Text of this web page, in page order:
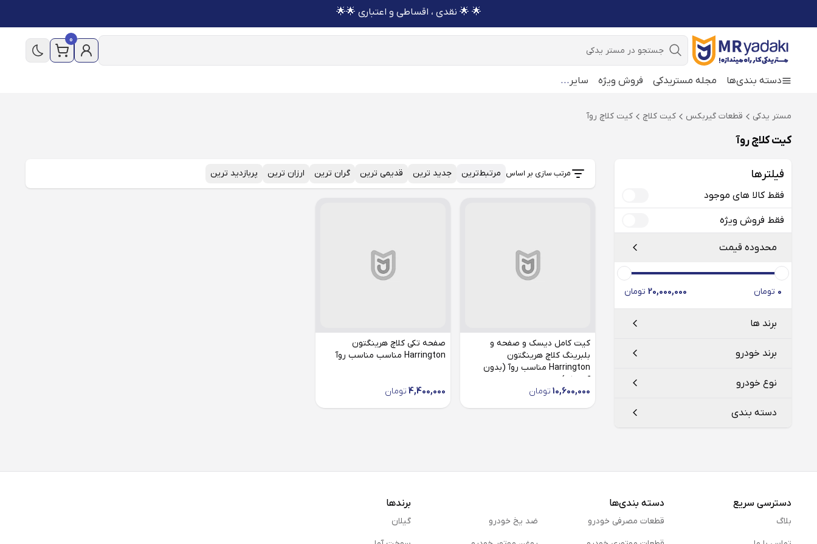
🌟 🌟 نقدی ، اقساطی و اعتباری 🌟🌟
جستجو
0
دسته بندی‌ها مجله مستریدکی فروش ویژه سایر ...
مستر یدکی قطعات گیربکس کیت کلاچ کیت کلاچ روآ
کیت کلاچ روآ
فیلترها
فقط کالا های موجود
فقط فروش ویژه
محدوده قیمت
0 تومان 20,000,000 تومان
برند ها
هارینگتون Harrington
برند خودرو
نوع خودرو
دسته بندی
مرتب سازی بر اساس مرتبط‌ترین جدید ترین قدیمی ترین گران ترین ارزان ترین پربازدید ترین
کیت کامل دیسک و صفحه و
بلبرینگ کلاچ هرینگتون
Harrington مناسب روآ (بدون
آسیابک)
10,600,000 تومان
صفحه تکی کلاچ هرینگتون
Harrington مناسب مناسب روآ
4,400,000 تومان
دسترسی سریع
بلاگ
دسته بندی‌ها
قطعات مصرفی خودرو
ضد یخ خودرو
برندها
گیلان